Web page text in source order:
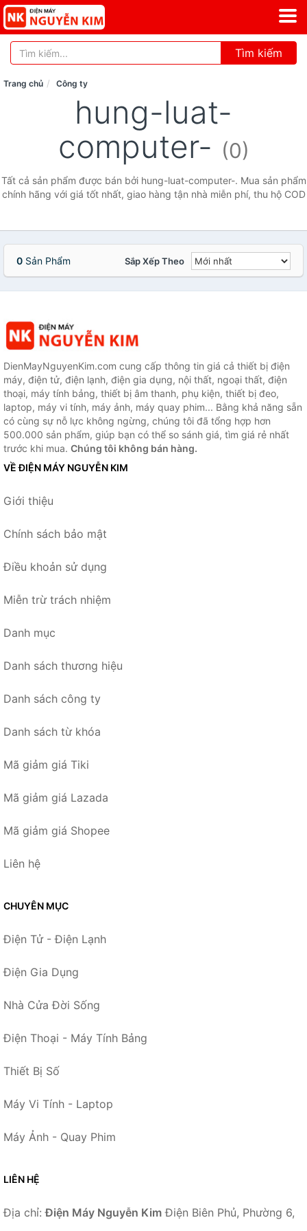
Tìm kiếm
Trang chủ Công ty
hung-luat-
computer- (0)
Tất cả sản phẩm được bán bởi hung-luat-computer-. Mua sản phẩm
chính hãng với giá tốt nhất, giao hàng tận nhà miễn phí, thu hộ COD
0 Sản Phẩm Sắp Xếp Theo
DienMayNguyenKim.com cung cấp thông tin giá cả thiết bị điện
máy, điện tử, điện lạnh, điện gia dụng, nội thất, ngoại thất, điện
thoại, máy tính bảng, thiết bị âm thanh, phụ kiện, thiết bị đeo,
laptop, máy vi tính, máy ảnh, máy quay phim... Bằng khả năng sẵn
có cùng sự nỗ lực không ngừng, chúng tôi đã tổng hợp hơn
500.000 sản phẩm, giúp bạn có thể so sánh giá, tìm giá rẻ nhất
trước khi mua. Chúng tôi không bán hàng.
VỀ ĐIỆN MÁY NGUYỄN KIM
Giới thiệu
Chính sách bảo mật
Điều khoản sử dụng
Miễn trừ trách nhiệm
Danh mục
Danh sách thương hiệu
Danh sách công ty
Danh sách từ khóa
Mã giảm giá Tiki
Mã giảm giá Lazada
Mã giảm giá Shopee
Liên hệ
CHUYÊN MỤC
Điện Tử - Điện Lạnh
Điện Gia Dụng
Nhà Cửa Đời Sống
Điện Thoại - Máy Tính Bảng
Thiết Bị Số
Máy Vi Tính - Laptop
Máy Ảnh - Quay Phim
LIÊN HỆ
Địa chỉ:Điện Máy Nguyễn Kim Điện Biên Phủ, Phường 6,